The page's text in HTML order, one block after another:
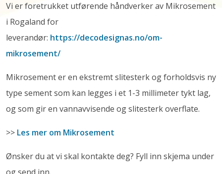
Vi er foretrukket utførende håndverker av Mikrosement
i Rogaland for
leverandør: https://decodesignas.no/om-
mikrosement/
Mikrosement er en ekstremt slitesterk og forholdsvis ny
type sement som kan legges i et 1-3 millimeter tykt lag,
og som gir en vannavvisende og slitesterk overflate.
>> Les mer om Mikrosement
Ønsker du at vi skal kontakte deg? Fyll inn skjema under